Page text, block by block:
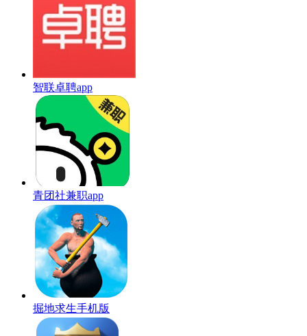
智联卓聘app
青团社兼职app
掘地求生手机版